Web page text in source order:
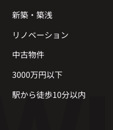
新築・築浅
リノベーション
中古物件
3000万円以下
駅から徒歩10分以内